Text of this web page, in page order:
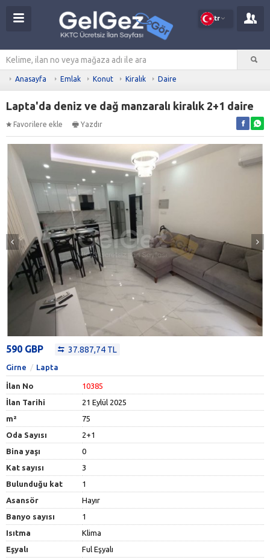
tr
Anasayfa Emlak Konut Kiralık Daire
Lapta'da deniz ve dağ manzaralı kiralık 2+1 daire
Favorilere ekle Yazdır
590 GBP 37.887,74 TL
Girne Lapta
İlan No
10385
İlan Tarihi
21 Eylül 2025
m²
75
Oda Sayısı
2+1
Bina yaşı
0
Kat sayısı
3
Bulunduğu kat
1
Asansör
Hayır
Banyo sayısı
1
Isıtma
Klima
Eşyalı
Ful Eşyalı